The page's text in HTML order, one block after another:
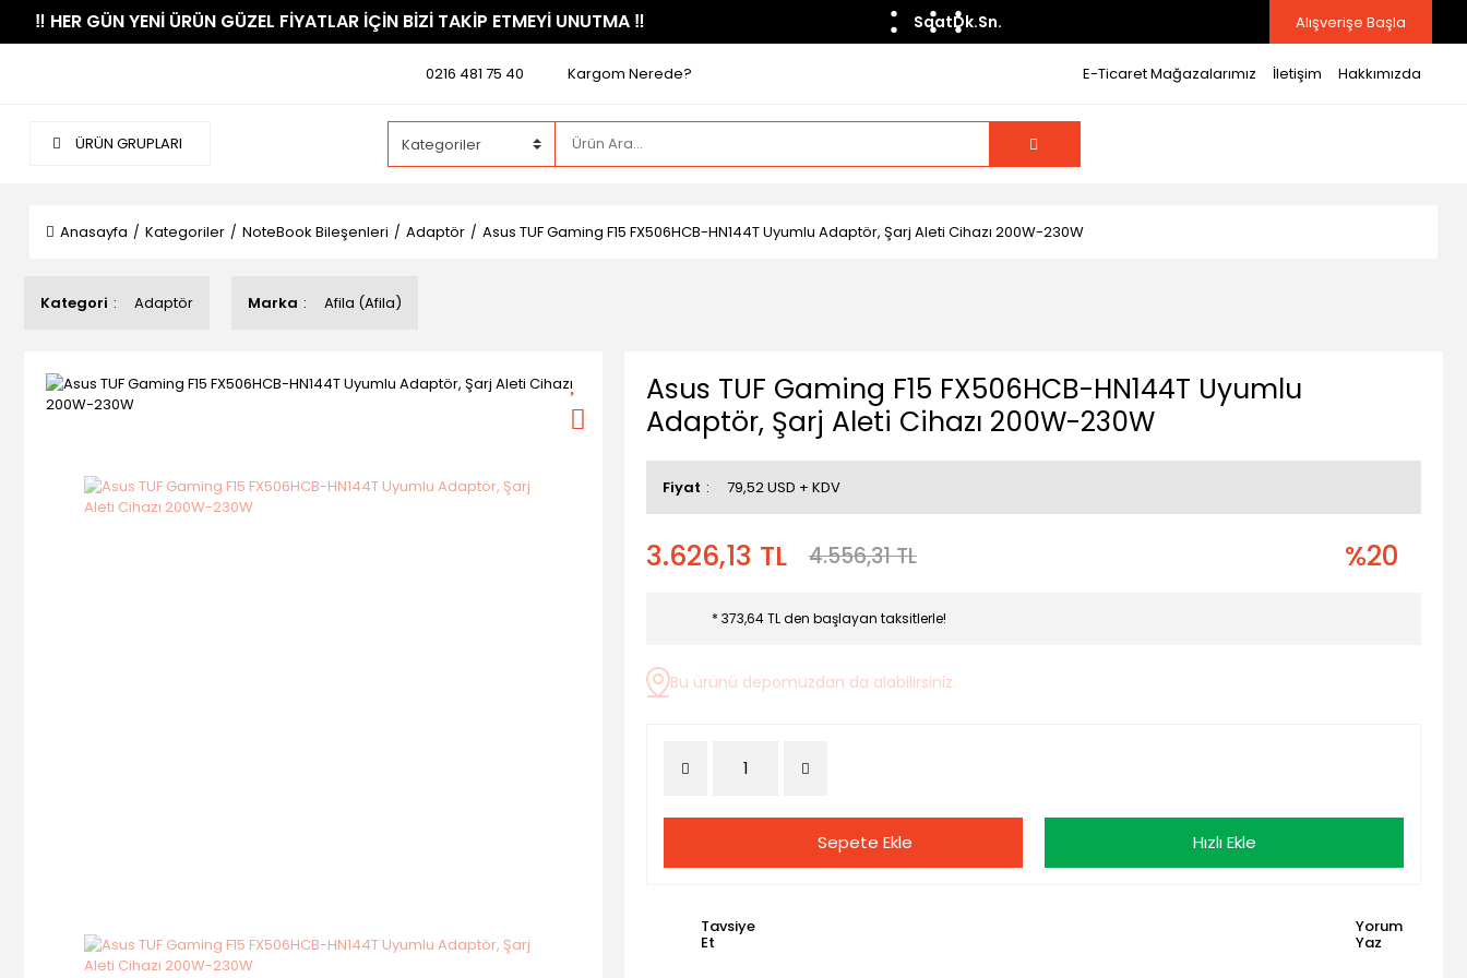
​‼️​ HER GÜN YENİ ÜRÜN GÜZEL FİYATLAR İÇİN BİZİ TAKİP ETMEYİ UNUTMA ​‼️​ SaatDk.Sn. Alışverişe Başla
0216 481 75 40 Kargom Nerede? E-Ticaret Mağazalarımız İletişim Hakkımızda
ÜRÜN GRUPLARI
Anasayfa Kategoriler NoteBook Bileşenleri Adaptör Asus TUF Gaming F15 FX506HCB-HN144T Uyumlu Adaptör, Şarj Aleti Cihazı 200W-230W
Kategori Adaptör Marka Afila (Afila)
Asus TUF Gaming F15 FX506HCB-HN144T Uyumlu
Adaptör, Şarj Aleti Cihazı 200W-230W
Fiyat 79,52 USD + KDV
3.626,13 TL 4.556,31 TL %20
* 373,64 TL den başlayan taksitlerle!
Bu ürünü depomuzdan da alabilirsiniz.
Sepete Ekle Hızlı Ekle
Tavsiye
Et
Yorum
Yaz